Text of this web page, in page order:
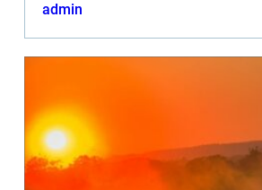
admin